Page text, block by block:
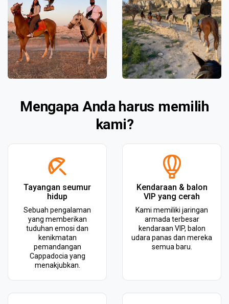
Mengapa Anda harus memilih
kami?
Tayangan seumur
hidup
Sebuah pengalaman
yang memberikan
tuduhan emosi dan
kenikmatan
pemandangan
Cappadocia yang
menakjubkan.
Kendaraan & balon
VIP yang cerah
Kami memiliki jaringan
armada terbesar
kendaraan VIP, balon
udara panas dan mereka
semua baru.